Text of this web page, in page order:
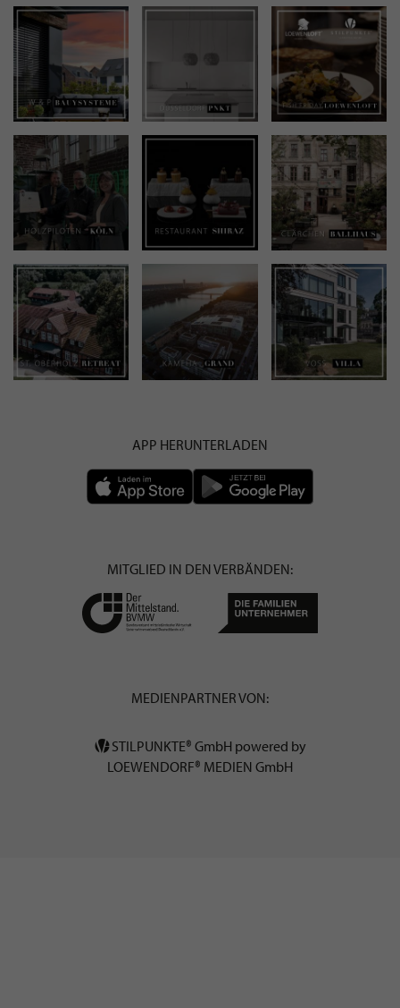
APP HERUNTERLADEN
MITGLIED IN DEN VERBÄNDEN:
MEDIENPARTNER VON:
STILPUNKTE® GmbH powered by
LOEWENDORF® MEDIEN GmbH